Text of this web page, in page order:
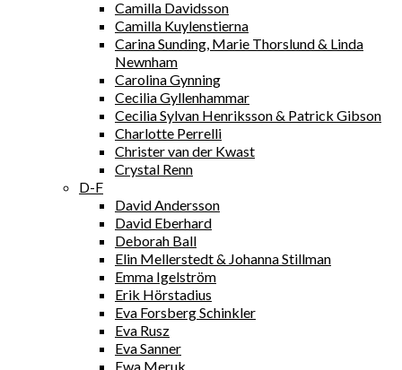
Camilla Davidsson
Camilla Kuylenstierna
Carina Sunding, Marie Thorslund & Linda
Newnham
Carolina Gynning
Cecilia Gyllenhammar
Cecilia Sylvan Henriksson & Patrick Gibson
Charlotte Perrelli
Christer van der Kwast
Crystal Renn
D-F
David Andersson
David Eberhard
Deborah Ball
Elin Mellerstedt & Johanna Stillman
Emma Igelström
Erik Hörstadius
Eva Forsberg Schinkler
Eva Rusz
Eva Sanner
Ewa Meruk